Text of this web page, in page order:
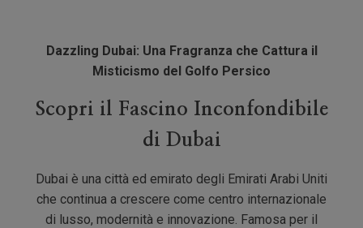
Dazzling Dubai: Una Fragranza che Cattura il
Misticismo del Golfo Persico
Scopri il Fascino Inconfondibile
di Dubai
Dubai è una città ed emirato degli Emirati Arabi Uniti
che continua a crescere come centro internazionale
di lusso, modernità e innovazione. Famosa per il